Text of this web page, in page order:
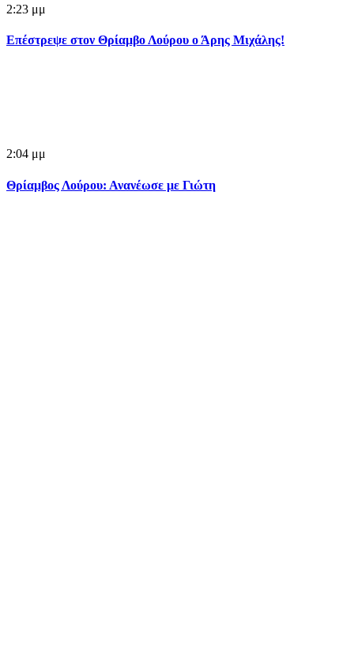
2:23 μμ
Επέστρεψε στον Θρίαμβο Λούρου ο Άρης Μιχάλης!
2:04 μμ
Θρίαμβος Λούρου: Ανανέωσε με Γιώτη